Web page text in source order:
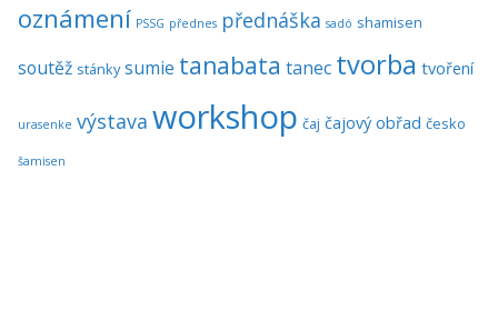
oznámení PSSG přednes přednáška sadó shamisen
soutěž stánky sumie tanabata tanec tvorba tvoření
urasenke výstava workshop čaj čajový obřad česko
šamisen